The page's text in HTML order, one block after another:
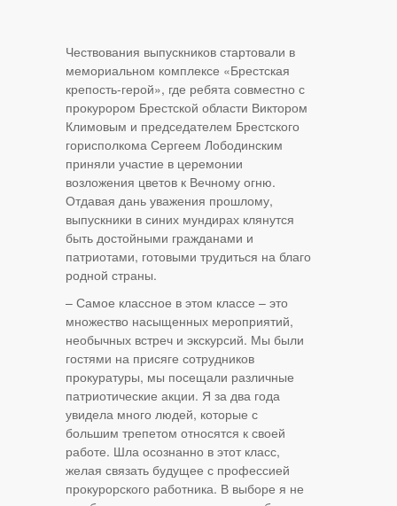
Чествования выпускников стартовали в
мемориальном комплексе «Брестская
крепость-герой», где ребята совместно с
прокурором Брестской области Виктором
Климовым и председателем Брестского
горисполкома Сергеем Лободинским
приняли участие в церемонии
возложения цветов к Вечному огню.
Отдавая дань уважения прошлому,
выпускники в синих мундирах клянутся
быть достойными гражданами и
патриотами, готовыми трудиться на благо
родной страны.
– Самое классное в этом классе – это
множество насыщенных мероприятий,
необычных встреч и экскурсий. Мы были
гостями на присяге сотрудников
прокуратуры, мы посещали различные
патриотические акции. Я за два года
увидела много людей, которые с
большим трепетом относятся к своей
работе. Шла осознанно в этот класс,
желая связать будущее с профессией
прокурорского работника. В выборе я не